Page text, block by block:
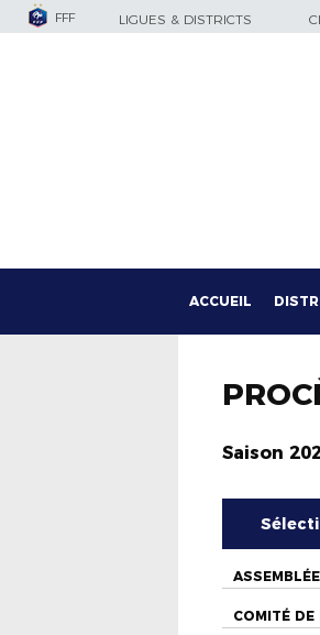
FFF LIGUES & DISTRICTS
ACCUEIL
Saison
COMITÉ DE